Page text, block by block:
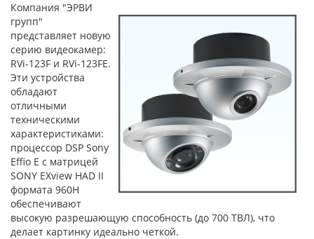
Компания "ЭРВИ
групп"
представляет новую
серию видеокамер:
RVi-123F и RVi-123FE.
Эти устройства
обладают
отличными
техническими
характеристиками:
процессор DSP Sony
Effio E c матрицей
SONY EXview HAD II
формата 960H
обеспечивают
высокую разрешающую способность (до 700 ТВЛ), что
делает картинку идеально четкой.